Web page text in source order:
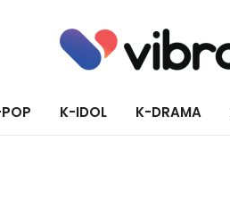
K-IDOL K-DRAMA